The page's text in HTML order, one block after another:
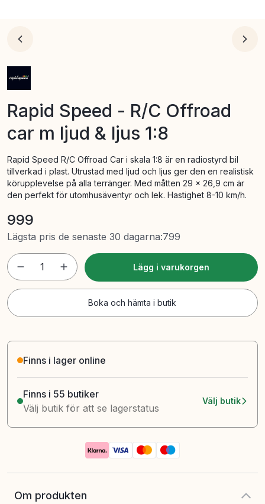
Rapid Speed - R/C Offroad
car m ljud & ljus 1:8
Rapid Speed R/C Offroad Car i skala 1:8 är en radiostyrd bil
tillverkad i plast. Utrustad med ljud och ljus ger den en realistisk
körupplevelse på alla terränger. Med måtten 29 x 26,9 cm är
den perfekt för utomhusäventyr och lek. Hastighet 8-10 km/h.
999
Lägsta pris de senaste 30 dagarna:799
1 Lägg i varukorgen
Boka och hämta i butik
Finns i lager online
Finns i 55 butiker
Välj butik för att se lagerstatus
Välj butik
Om produkten